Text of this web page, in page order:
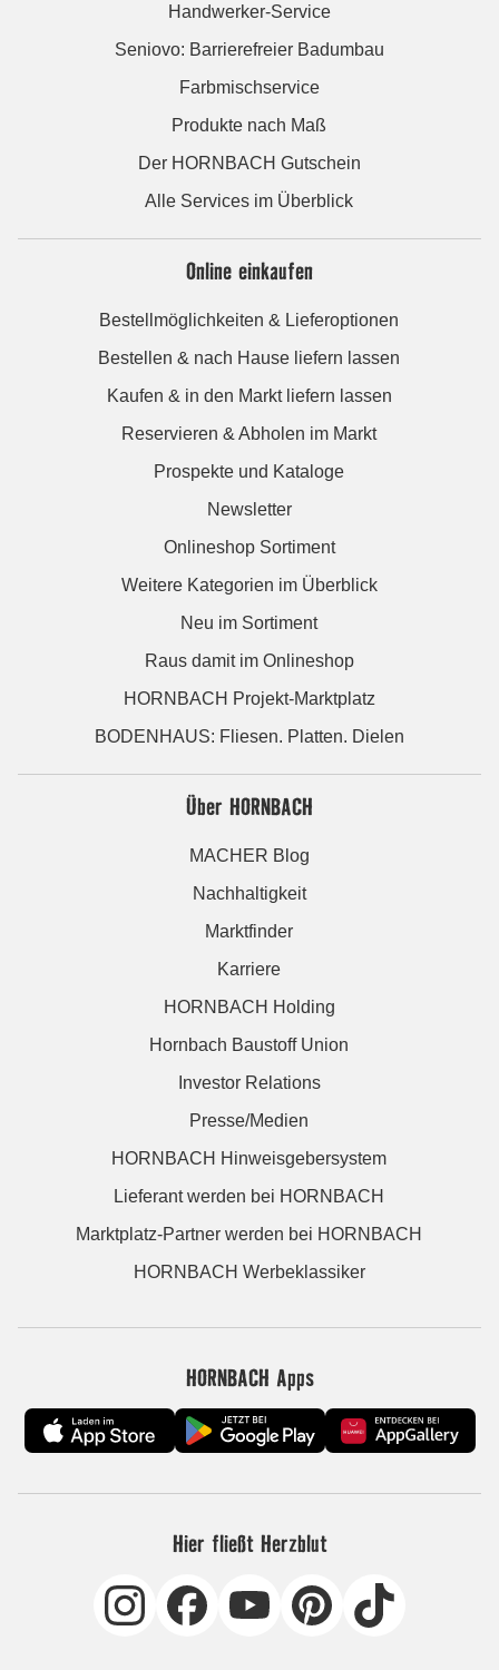
Handwerker-Service
Seniovo: Barrierefreier Badumbau
Farbmischservice
Produkte nach Maß
Der HORNBACH Gutschein
Alle Services im Überblick
Online einkaufen
Bestellmöglichkeiten & Lieferoptionen
Bestellen & nach Hause liefern lassen
Kaufen & in den Markt liefern lassen
Reservieren & Abholen im Markt
Prospekte und Kataloge
Newsletter
Onlineshop Sortiment
Weitere Kategorien im Überblick
Neu im Sortiment
Raus damit im Onlineshop
HORNBACH Projekt-Marktplatz
BODENHAUS: Fliesen. Platten. Dielen
Über HORNBACH
MACHER Blog
Nachhaltigkeit
Marktfinder
Karriere
HORNBACH Holding
Hornbach Baustoff Union
Investor Relations
Presse/Medien
HORNBACH Hinweisgebersystem
Lieferant werden bei HORNBACH
Marktplatz-Partner werden bei HORNBACH
HORNBACH Werbeklassiker
HORNBACH Apps
Hier fließt Herzblut